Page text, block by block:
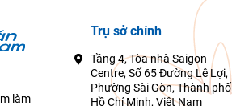
làm
Trụ sở chính
Tầng 4, Tòa nhà Saigon
Centre, Số 65 Đường Lê Lợi,
Phường Sài Gòn, Thành phố
Hồ Chí Minh, Việt Nam